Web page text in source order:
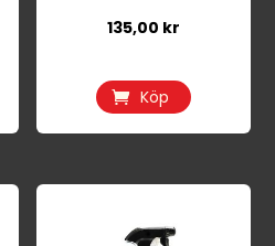
135,00 kr
Köp